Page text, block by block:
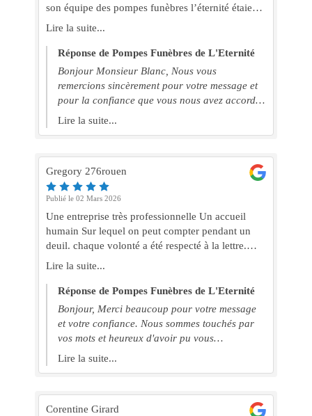
son équipe des pompes funèbres l’éternité étaient
la pour nous soutenir pour se moment
part de la famille Blanc
Lire la suite...
Réponse de Pompes Funèbres de L'Eternité
Bonjour Monsieur Blanc, Nous vous
remercions sincèrement pour votre message et
pour la confiance que vous nous avez accordée
dans ce moment si difficile. Toute l'équipe est
et rendre hommage à votre papa comme il se
devait. Nous vous adressons, à vous et à votre
famille, nos pensées les plus sincères. Bien
cordialement Sébastien et toute l'équipe des
Pompes Funèbres De L'Éternité
Lire la suite...
Gregory 276rouen
Publié le 02 Mars 2026
Une entreprise très professionnelle Un accueil
humain Sur lequel on peut compter pendant un
deuil. chaque volonté a été respecté à la lettre.
enfin une société qui ne pense pas qu’à l’argent et
fermés. merci à vous.
Lire la suite...
Réponse de Pompes Funèbres de L'Eternité
Bonjour, Merci beaucoup pour votre message
et votre confiance. Nous sommes touchés par
vos mots et heureux d'avoir pu vous
accompagner dans ce moment difficile. Bien
Lire la suite...
Corentine Girard